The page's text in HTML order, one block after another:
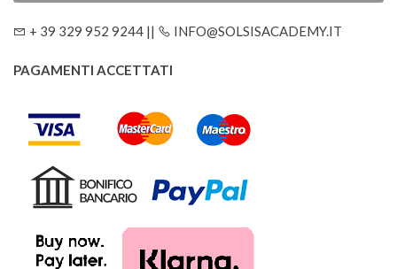
+ 39 329 952 9244 || INFO@SOLSISACADEMY.IT
PAGAMENTI ACCETTATI